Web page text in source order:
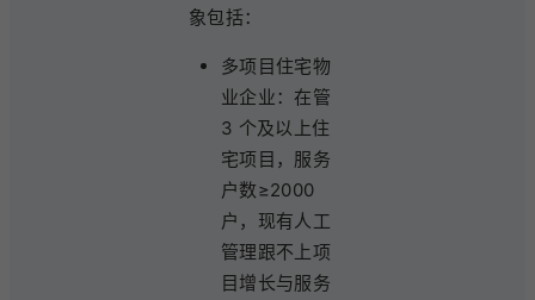
象包括：
多项目住宅物
业企业：在管
3 个及以上住
宅项目，服务
户数≥2000
户，现有人工
管理跟不上项
目增长与服务